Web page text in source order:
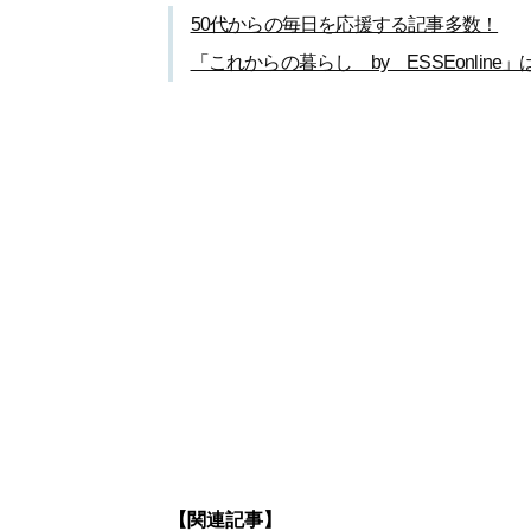
50代からの毎日を応援する記事多数！
「これからの暮らし by ESSEonline」
【関連記事】